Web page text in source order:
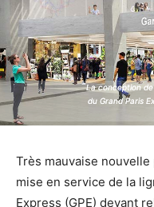
La conception
du Grand Paris
La conception
du Grand Paris
Très mauvaise
mise en service de la
Express (GPE) devant